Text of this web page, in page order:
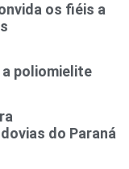
os fiéis a
poliomielite
do Paraná